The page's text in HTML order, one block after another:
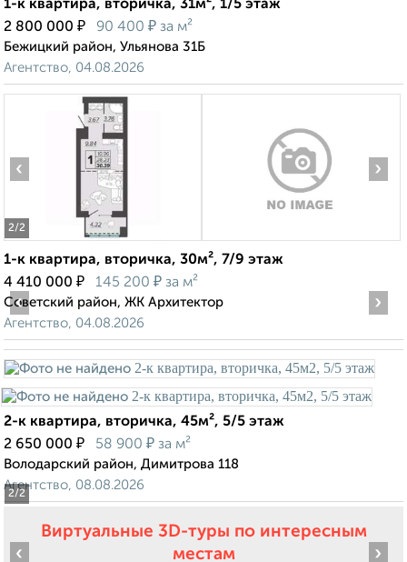
1-к квартира, вторичка, 31м², 1/5 этаж
2 800 000 ₽ 90 400 ₽ за м²
Бежицкий район, Ульянова 31Б
Агентство, 04.08.2026
2/2
‹ ›
1-к квартира, вторичка, 30м², 7/9 этаж
4 410 000 ₽ 145 200 ₽ за м²
Советский район, ЖК Архитектор
Агентство, 04.08.2026
2/2
‹ ›
2-к квартира, вторичка, 45м², 5/5 этаж
2 650 000 ₽ 58 900 ₽ за м²
Володарский район, Димитрова 118
Агентство, 08.08.2026
Виртуальные 3D-туры по интересным
местам
‹ ›